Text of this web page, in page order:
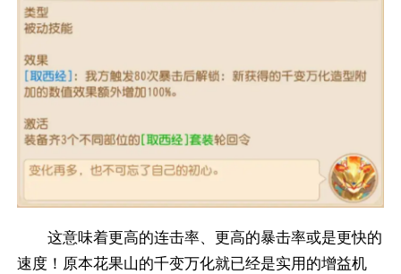
这意味着更高的连击率、更高的暴击率或是更快的
速度！原本花果山的千变万化就已经是实用的增益机